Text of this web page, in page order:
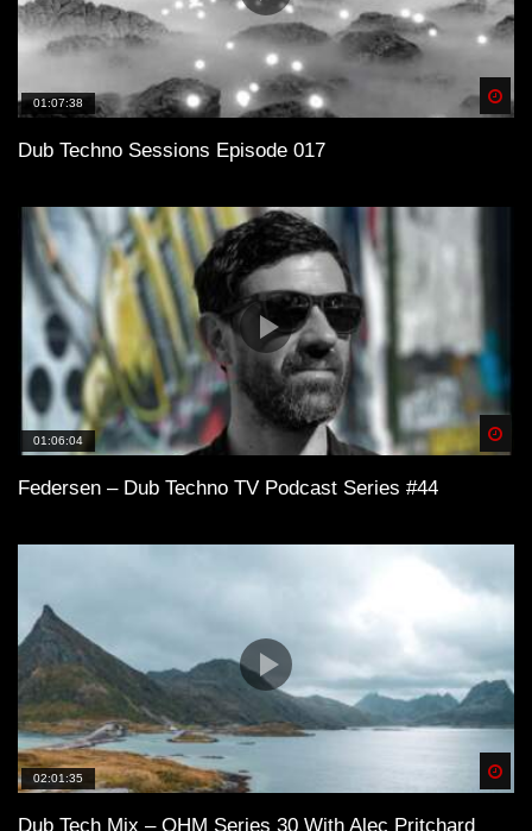
01:07:38
Dub Techno Sessions Episode 017
01:06:04
Federsen – Dub Techno TV Podcast Series #44
02:01:35
Dub Tech Mix – OHM Series 30 With Alec Pritchard